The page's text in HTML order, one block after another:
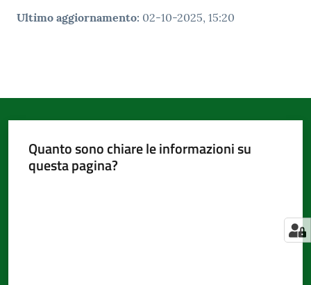
Ultimo aggiornamento: 02-10-2025, 15:20
Quanto sono chiare le informazioni su
questa pagina?